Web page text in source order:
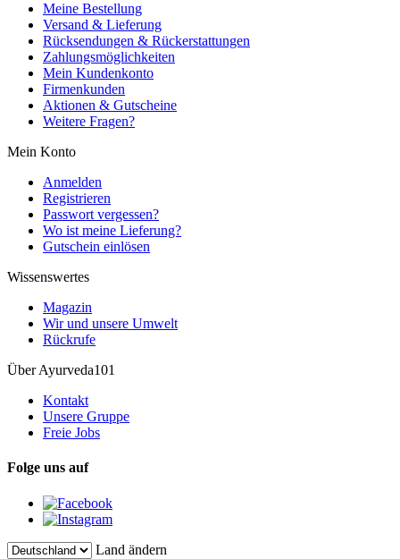
Meine Bestellung
Versand & Lieferung
Rücksendungen & Rückerstattungen
Zahlungsmöglichkeiten
Mein Kundenkonto
Firmenkunden
Aktionen & Gutscheine
Weitere Fragen?
Mein Konto
Anmelden
Registrieren
Passwort vergessen?
Wo ist meine Lieferung?
Gutschein einlösen
Wissenswertes
Magazin
Wir und unsere Umwelt
Rückrufe
Über Ayurveda101
Kontakt
Unsere Gruppe
Freie Jobs
Folge uns auf
Land ändern